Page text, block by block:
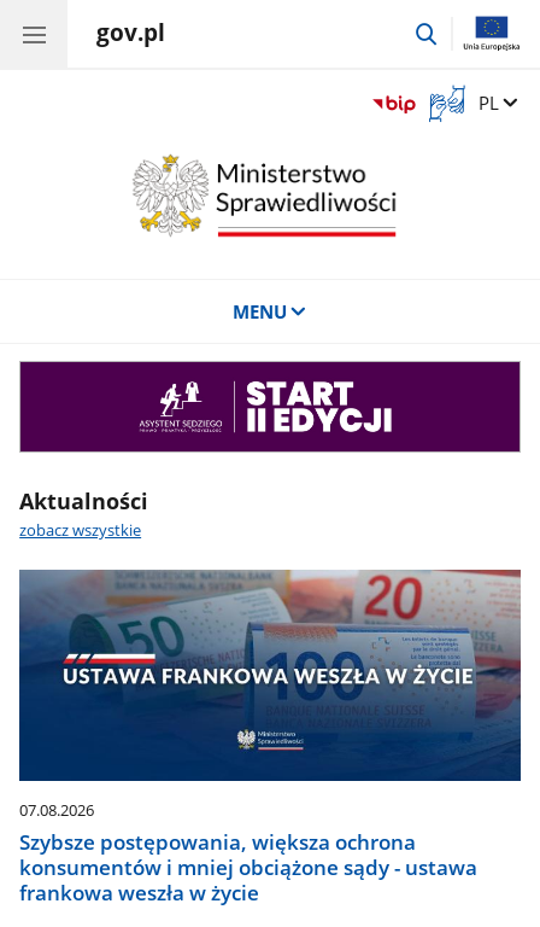
gov.pl
przejdź
Otwórz
okno
Zmień
PL
MENU
Aktualności
zobacz wszystkie
07.08.2026
Szybsze postępowania, większa ochrona
konsumentów i mniej obciążone sądy - ustawa
frankowa weszła w życie